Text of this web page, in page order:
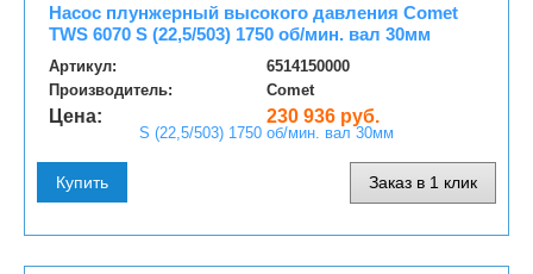
Насос плунжерный высокого давления Comet
TWS 6070 S (22,5/503) 1750 об/мин. вал 30мм
Артикул:
6514150000
Производитель:
Comet
Цена: 230 936 руб.
Купить Заказ в 1 клик